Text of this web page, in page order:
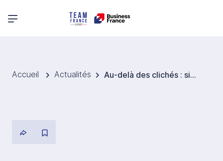
Menu principal
Accueil Actualités Au-delà des clichés : six secteurs-clés inattendus dans les pays de la zone Rhénane